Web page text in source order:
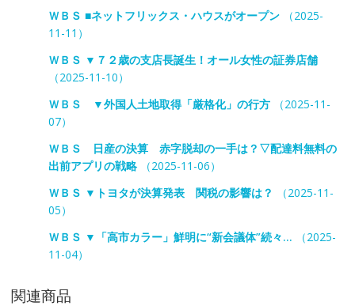
ＷＢＳ ■ネットフリックス・ハウスがオープン（2025-
11-11）
ＷＢＳ ▼７２歳の支店長誕生！オール女性の証券店舗
（2025-11-10）
ＷＢＳ ▼外国人土地取得「厳格化」の行方（2025-11-
07）
ＷＢＳ 日産の決算 赤字脱却の一手は？▽配達料無料の
出前アプリの戦略（2025-11-06）
ＷＢＳ ▼トヨタが決算発表 関税の影響は？
（2025-11-
05）
ＷＢＳ ▼「高市カラー」鮮明に“新会議体”続々… （2025-
11-04）
関連商品